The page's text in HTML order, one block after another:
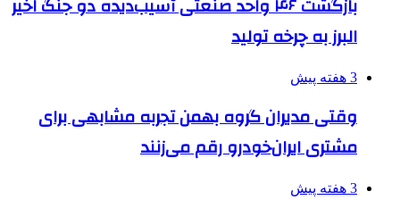
بازگشت ۴۶ واحد صنعتی آسیب‌دیده دو جنگ اخیر
البرز به چرخه تولید
3 هفته پیش
وقتی مدیران گروه بهمن تجربه مشابهی برای
مشتری ایران‌خودرو رقم می‌زنند
3 هفته پیش